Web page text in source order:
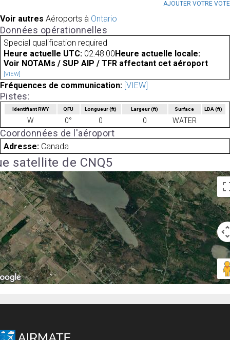
AJOUTER VOTRE VOTE
Voir autres Aéroports à Ontario
Données opérationnelles
Special qualification required
Heure actuelle UTC: 02:48:00 Heure actuelle locale:
Voir NOTAMs / SUP AIP / TFR affectant cet aéroport
[VIEW]
Fréquences de communication: [VIEW]
Pistes:
Identifiant RWY QFU Longueur(ft) Largeur(ft) Surface LDA(ft)
W 0° 0 0 WATER
Coordonnées de l'aéroport
Adresse: Canada
satellite de CNQ5